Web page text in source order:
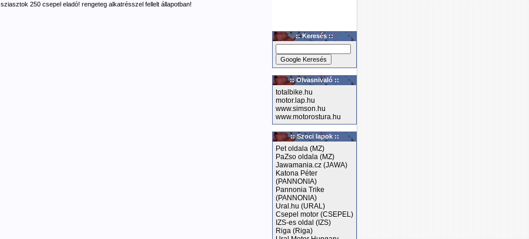
sziasztok 250 csepel eladó! rengeteg alkatrésszel fellelt állapotban!
:: Keresés ::
:: Olvasnivaló ::
totalbike.hu
motor.lap.hu
www.simson.hu
www.motorostura.hu
:: Szoci lapok ::
Pet oldala (MZ)
PaZso oldala (MZ)
Jawamania.cz (JAWA)
Katona Péter
(PANNONIA)
Pannonia Trike
(PANNONIA)
Ural.hu (URAL)
Csepel motor (CSEPEL)
IZS-es oldal (IZS)
Riga (Riga)